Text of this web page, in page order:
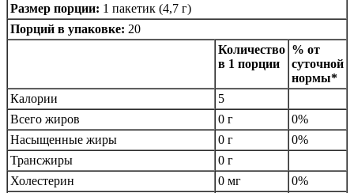
Размер порции: 1 пакетик (4,7 г)
Порций в упаковке: 20
Количество
в 1 порции
% от
суточной
нормы*
Калории
5
Всего жиров
0 г
0%
Насыщенные жиры
0 г
0%
Трансжиры
0 г
Холестерин
0 мг
0%